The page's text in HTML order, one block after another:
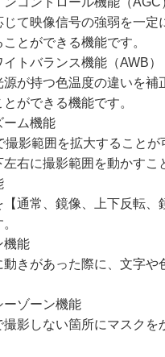
て映像信号の強弱を一定
とができる機能です。
イトバランス機能（AWB）
源が持つ色温度の違いを補
ができる機能です。
ーム機能
撮影範囲を拡大することが
右に撮影範囲を動かすこ
通常、鏡像、上下反転、
機能
きがあった際に、文字や
ーゾーン機能
影しない箇所にマスクを